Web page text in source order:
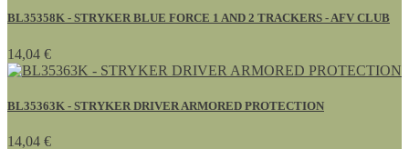
BL35358K - STRYKER BLUE FORCE 1 AND 2 TRACKERS - AFV CLUB
14,04 €
BL35363K - STRYKER DRIVER ARMORED PROTECTION
14,04 €